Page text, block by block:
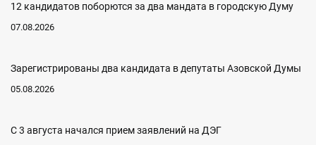
12 кандидатов поборются за два мандата в городскую Думу
07.08.2026
Зарегистрированы два кандидата в депутаты Азовской Думы
05.08.2026
С 3 августа начался прием заявлений на ДЭГ